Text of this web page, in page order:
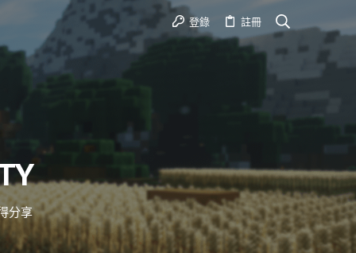
登錄 註冊
分享